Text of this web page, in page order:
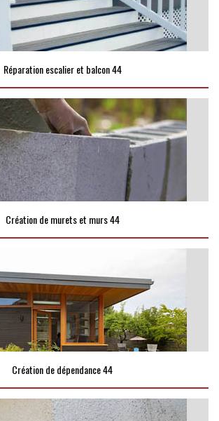
Réparation escalier et balcon 44
Création de murets et murs 44
Création de dépendance 44